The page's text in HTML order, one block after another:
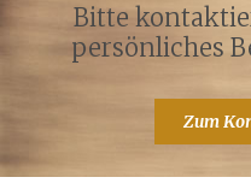
Bitte
persönliches
Zum